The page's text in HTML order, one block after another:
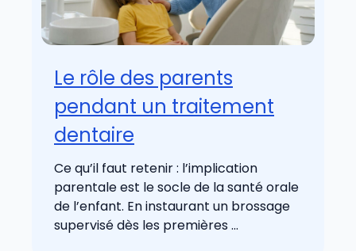
Le rôle des parents
pendant un traitement
dentaire
Ce qu’il faut retenir : l’implication
parentale est le socle de la santé orale
de l’enfant. En instaurant un brossage
supervisé dès les premières ...